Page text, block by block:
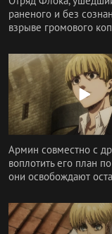
раненого и без
взрыве громового
Армин совместно с
воплотить его план
они освобождают